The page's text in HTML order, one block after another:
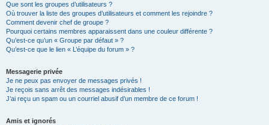
Que sont les groupes d’utilisateurs ?
Où trouver la liste des groupes d’utilisateurs et comment les rejoindre ?
Comment devenir chef de groupe ?
Pourquoi certains membres apparaissent dans une couleur différente ?
Qu’est-ce qu’un « Groupe par défaut » ?
Qu’est-ce que le lien « L’équipe du forum » ?
Messagerie privée
Je ne peux pas envoyer de messages privés !
Je reçois sans arrêt des messages indésirables !
J’ai reçu un spam ou un courriel abusif d’un membre de ce forum !
Amis et ignorés